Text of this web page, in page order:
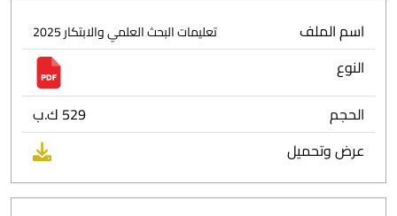
اسم الملف تعليمات البحث العلمي والابتكار 2025
النوع
الحجم
529 ك.ب
عرض وتحميل